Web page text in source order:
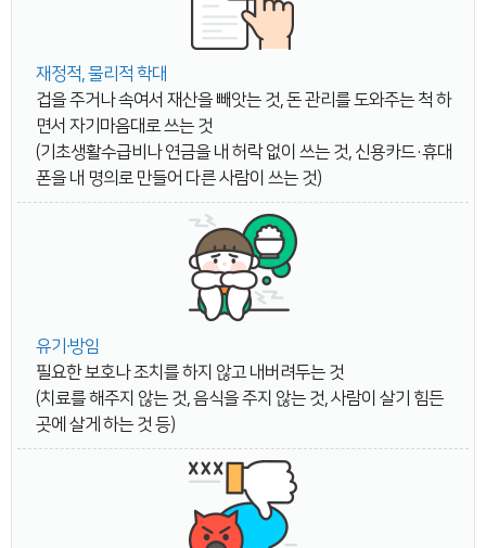
재정적, 물리적 학대
겁을 주거나 속여서 재산을 빼앗는 것, 돈 관리를 도와주는 척 하
면서 자기마음대로 쓰는 것
(기초생활수급비나 연금을 내 허락 없이 쓰는 것, 신용카드·휴대
폰을 내 명의로 만들어 다른 사람이 쓰는 것)
유기∙방임
필요한 보호나 조치를 하지 않고 내버려두는 것
(치료를 해주지 않는 것, 음식을 주지 않는 것, 사람이 살기 힘든
곳에 살게 하는 것 등)